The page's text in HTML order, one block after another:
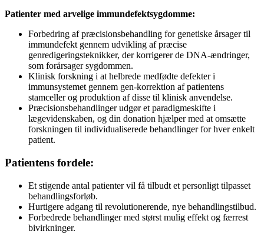
Patienter med arvelige immundefektsygdomme:
Forbedring af præcisionsbehandling for genetiske årsager til
immundefekt gennem udvikling af præcise
genredigeringsteknikker, der korrigerer de DNA-ændringer,
som forårsager sygdommen.
Klinisk forskning i at helbrede medfødte defekter i
immunsystemet gennem gen-korrektion af patientens
stamceller og produktion af disse til klinisk anvendelse.
Præcisionsbehandlinger udgør et paradigmeskifte i
lægevidenskaben, og din donation hjælper med at omsætte
forskningen til individualiserede behandlinger for hver enkelt
patient.
Patientens fordele:
Et stigende antal patienter vil få tilbudt et personligt tilpasset
behandlingsforløb.
Hurtigere adgang til revolutionerende, nye behandlingstilbud.
Forbedrede behandlinger med størst mulig effekt og færrest
bivirkninger.